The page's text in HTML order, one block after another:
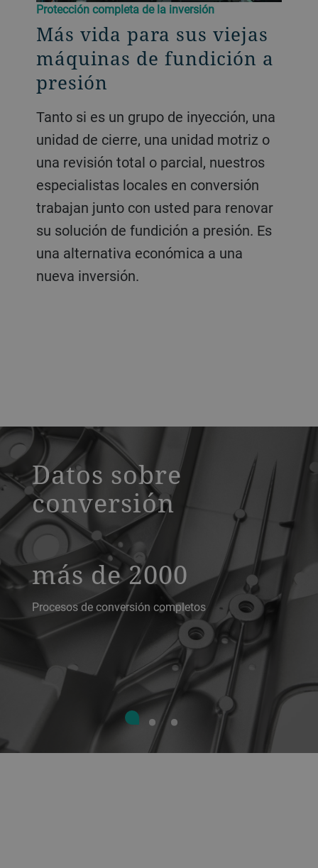
Protección completa de la inversión
Más vida para sus viejas
máquinas de fundición a
presión
Tanto si es un grupo de inyección, una
unidad de cierre, una unidad motriz o
una revisión total o parcial, nuestros
especialistas locales en conversión
trabajan junto con usted para renovar
su solución de fundición a presión. Es
una alternativa económica a una
nueva inversión.
a decorative background image
Datos sobre
conversión
más de 2000
Procesos de conversión completos